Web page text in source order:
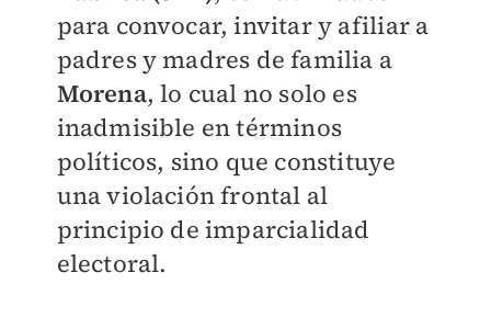
para convocar, invitar y afiliar a
padres y madres de familia a
Morena, lo cual no solo es
inadmisible en términos
políticos, sino que constituye
una violación frontal al
principio de imparcialidad
electoral.